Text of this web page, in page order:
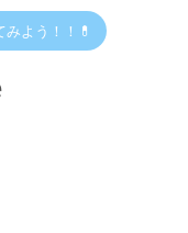
よう！！💊